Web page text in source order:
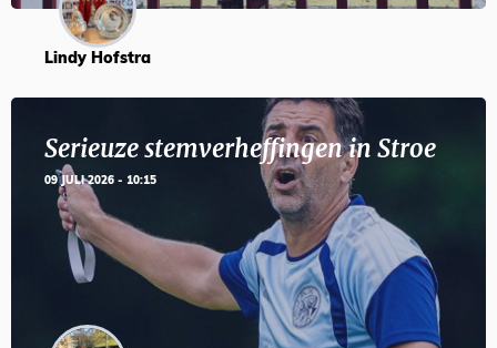
Lindy Hofstra
Serieuze stemverheffingen in Stroe
09 JULI 2026 - 10:15